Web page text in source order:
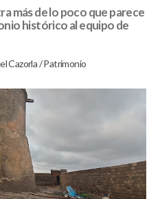
más de lo poco que parece
histórico al equipo de
Cazorla/Patrimonio